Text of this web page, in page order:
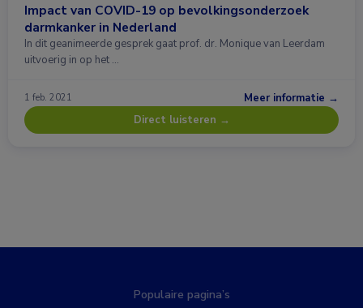
Impact van COVID-19 op bevolkingsonderzoek
darmkanker in Nederland
In dit geanimeerde gesprek gaat prof. dr. Monique van Leerdam
uitvoerig in op het …
1 feb. 2021
Meer informatie →
Direct luisteren →
Populaire pagina’s